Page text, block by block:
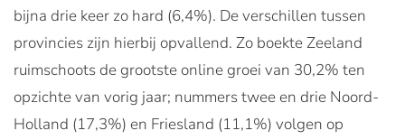
bijna drie keer zo hard (6,4%). De verschillen tussen
provincies zijn hierbij opvallend. Zo boekte Zeeland
ruimschoots de grootste online groei van 30,2% ten
opzichte van vorig jaar; nummers twee en drie Noord-
Holland (17,3%) en Friesland (11,1%) volgen op